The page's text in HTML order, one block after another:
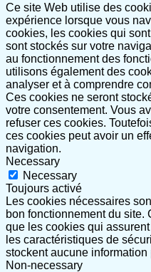
Ce site Web utilise des
expérience lorsque vous
cookies, les cookies qui
sont stockés sur votre
au fonctionnement des
utilisons également des
analyser et à comprendre
Ces cookies ne seront
votre consentement. Vous
refuser ces cookies.
ces cookies peut avoir un
navigation.
Necessary
Necessary
Toujours activé
Les cookies nécessaires
bon fonctionnement du site.
que les cookies qui
les caractéristiques de
stockent aucune information
Non-necessary